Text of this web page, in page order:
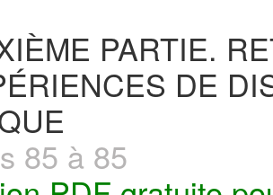
PARTIE.
DE
85 à 85